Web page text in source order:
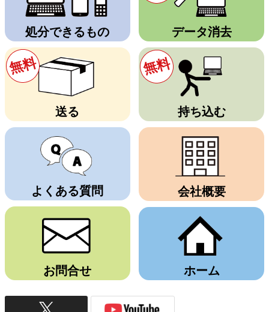
処分できるもの データ消去
送る
無料
持ち込む
無料
よくある質問 会社概要
お問合せ ホーム